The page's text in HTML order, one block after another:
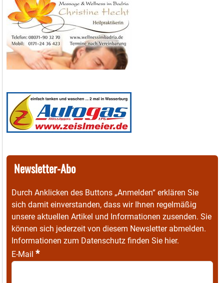
Newsletter-Abo
Durch Anklicken des Buttons „Anmelden“ erklären Sie
sich damit einverstanden, dass wir Ihnen regelmäßig
unsere aktuellen Artikel und Informationen zusenden. Sie
können sich jederzeit von diesem Newsletter abmelden.
Informationen zum Datenschutz finden Sie hier.
E-Mail *